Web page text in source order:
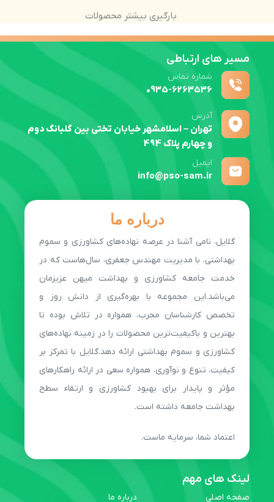
بارگیری بیشتر محصولات
لینک های مهم
صفحه اصلی درباره ما
درباره ما
گلایل، نامی آشنا در عرصه نهاده‌های کشاورزی و سموم
بهداشتی، با مدیریت مهندس جعفری، سال‌هاست که در
خدمت جامعه کشاورزی و بهداشت میهن عزیزمان
می‌باشد.این مجموعه با بهره‌گیری از دانش روز و
تخصص کارشناسان مجرب، همواره در تلاش بوده تا
بهترین و باکیفیت‌ترین محصولات را در زمینه نهاده‌های
کشاورزی و سموم بهداشتی ارائه دهد.گلایل با تمرکز بر
کیفیت، تنوع و نوآوری، همواره سعی در ارائه راهکارهای
مؤثر و پایدار برای بهبود کشاورزی و ارتقاء سطح
بهداشت جامعه داشته است.
اعتماد شما، سرمایه ماست.
مسیر های ارتباطی
شماره تماس
0935-6263536
آدرس
تهران – اسلامشهر خیابان تختی بین گلبانگ دوم
و چهارم پلاک 494
ایمیل
info@pso-sam.ir